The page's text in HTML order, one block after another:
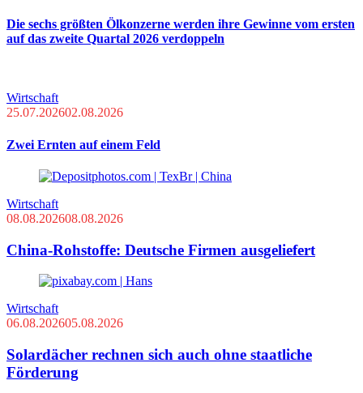
Die sechs größten Ölkonzerne werden ihre Gewinne vom ersten
auf das zweite Quartal 2026 verdoppeln
Wirtschaft
25.07.202602.08.2026
Zwei Ernten auf einem Feld
Wirtschaft
08.08.202608.08.2026
China-Rohstoffe: Deutsche Firmen ausgeliefert
Wirtschaft
06.08.202605.08.2026
Solardächer rechnen sich auch ohne staatliche
Förderung